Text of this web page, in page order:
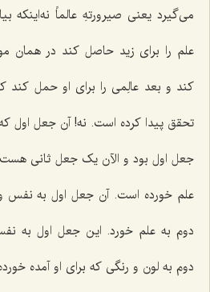
می‌گیرد یعنی صیرورتهِ عالماًنه‌اینکه
علم را برای زید حاصل کند در
کند و بعد عالِمی را برای او حمل کند
تحقق پیدا کرده است. نه! آن جعل اول
جعل اول بود و الآن یک جعل ثانی
علم خورده است. آن جعل اول به نفس
دوم به علم خورد. این جعل اول به
دوم به لون و رنگی که برای او آمده